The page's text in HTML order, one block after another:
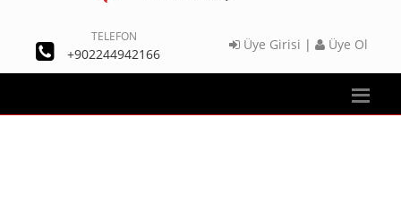
TELEFON
+902244942166
Üye Girisi | Üye Ol